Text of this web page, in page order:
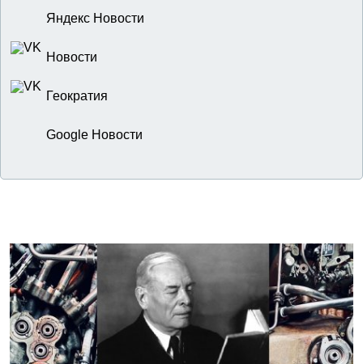
Яндекс Новости
Новости
Геократия
Google Новости